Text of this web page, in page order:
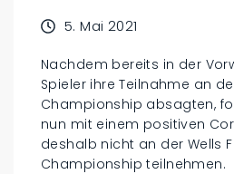
5. Mai 2021
Nachdem bereits in der
Spieler ihre Teilnahme an
Championship absagten,
nun mit einem positiven
deshalb nicht an der Wells
Championship teilnehmen.